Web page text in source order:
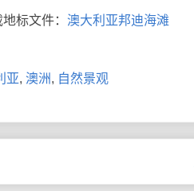
标文件： 澳大利亚邦迪海滩
亚, 澳洲, 自然景观